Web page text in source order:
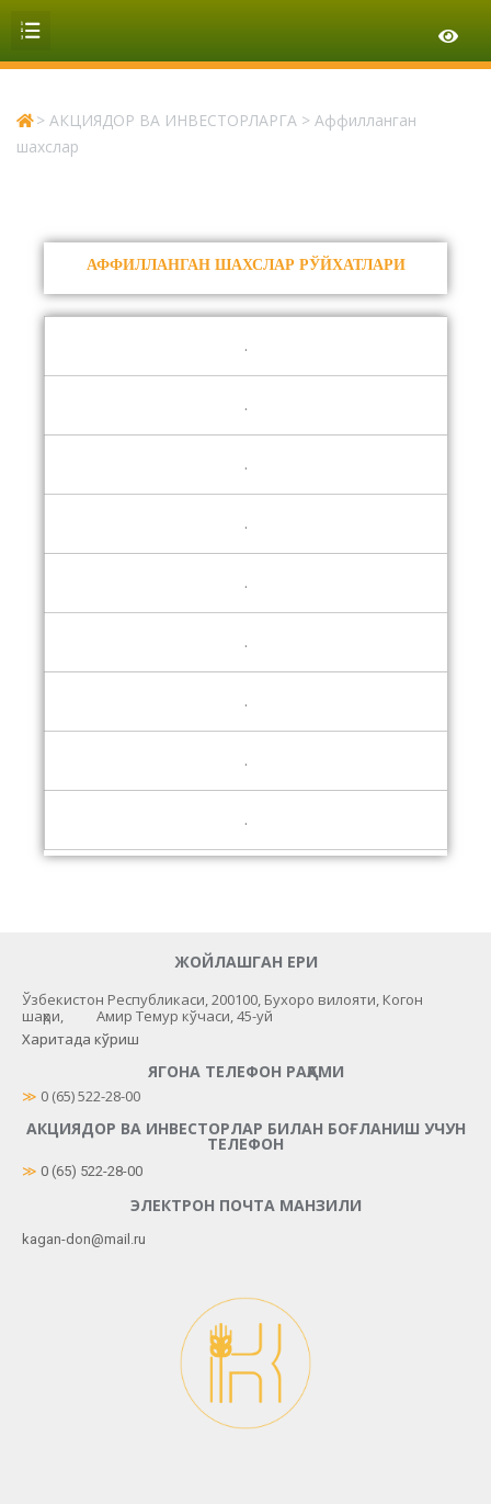
> АКЦИЯДОР ВА ИНВЕСТОРЛАРГА > Аффилланган
шахслар
АФФИЛЛАНГАН ШАХСЛАР РЎЙХАТЛАРИ
.
.
.
.
.
.
.
.
.
ЖОЙЛАШГАН ЕРИ
Ўзбекистон Республикаси, 200100, Бухоро вилояти, Когон
шаҳри, Амир Темур кўчаси, 45-уй
Харитада кўриш
ЯГОНА ТЕЛЕФОН РАҚАМИ
≫ 0 (65) 522-28-00
АКЦИЯДОР ВА ИНВЕСТОРЛАР БИЛАН БОҒЛАНИШ УЧУН
ТЕЛЕФОН
≫ 0 (65) 522-28-00
ЭЛЕКТРОН ПОЧТА МАНЗИЛИ
kagan-don@mail.ru